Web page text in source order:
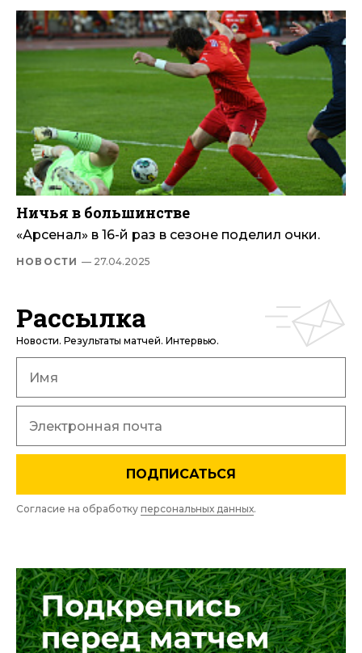
Ничья в большинстве
«Арсенал» в 16-й раз в сезоне поделил очки.
НОВОСТИ — 27.04.2025
Рассылка
Новости. Результаты матчей. Интервью.
ПОДПИСАТЬСЯ
Согласие на обработку персональных данных.